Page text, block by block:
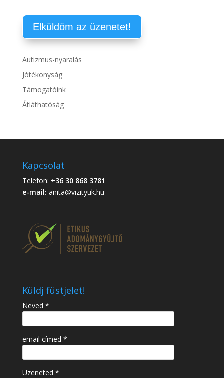
Autizmus-nyaralás
Jótékonyság
Támogatóink
Átláthatóság
Kapcsolat
Telefon: +36 30 868 3781
e-mail: anita@vizityuk.hu
Küldj füstjelet!
Neved *
email címed *
Üzeneted *